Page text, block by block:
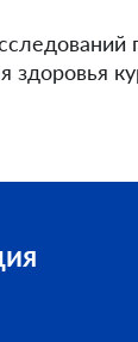
здоровья